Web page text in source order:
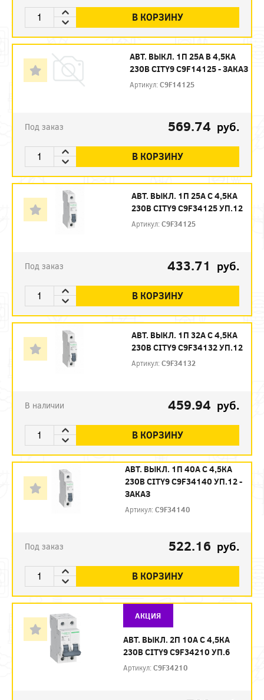
В КОРЗИНУ
АВТ. ВЫКЛ. 1П 25А B 4,5КА
230В CITY9 C9F14125 - ЗАКАЗ
Артикул:C9F14125
Под заказ 569.74 руб.
В КОРЗИНУ
АВТ. ВЫКЛ. 1П 25А С 4,5КА
230В CITY9 C9F34125 УП.12
Артикул:C9F34125
Под заказ 433.71 руб.
В КОРЗИНУ
АВТ. ВЫКЛ. 1П 32А С 4,5КА
230В CITY9 C9F34132 УП.12
Артикул:C9F34132
В наличии 459.94 руб.
В КОРЗИНУ
АВТ. ВЫКЛ. 1П 40А С 4,5КА
230В CITY9 C9F34140 УП.12 -
ЗАКАЗ
Артикул:C9F34140
Под заказ 522.16 руб.
В КОРЗИНУ
АКЦИЯ
АВТ. ВЫКЛ. 2П 10А С 4,5КА
230В CITY9 C9F34210 УП.6
Артикул:C9F34210